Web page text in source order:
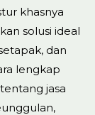
khasnya
solusi ideal
dan
lengkap
jasa